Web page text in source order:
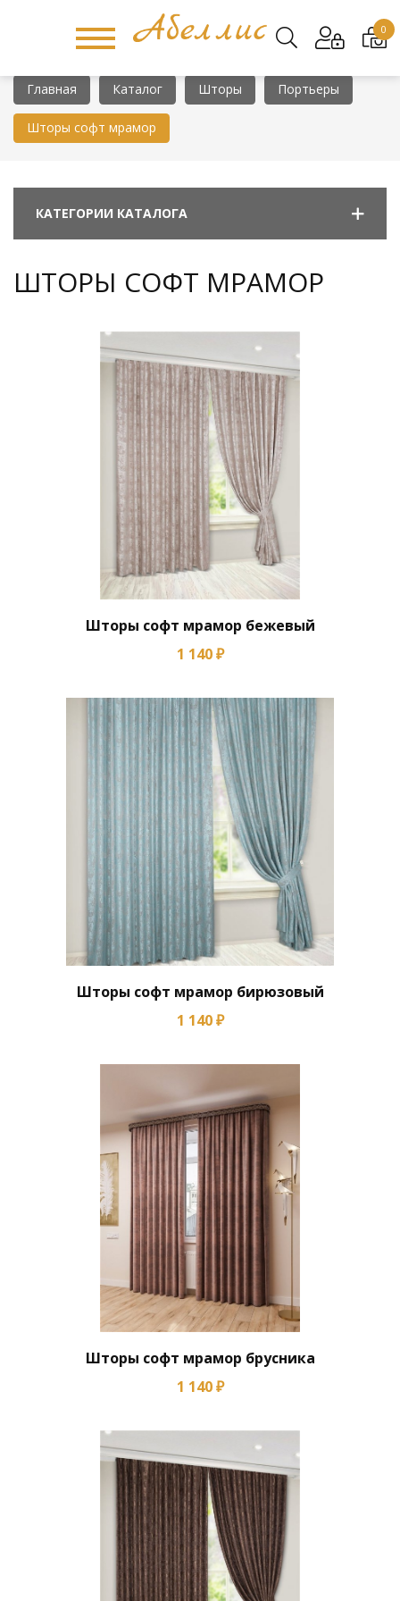
Главная Каталог Шторы Портьеры
Шторы софт мрамор
КАТЕГОРИИ КАТАЛОГА
ШТОРЫ СОФТ МРАМОР
Шторы софт мрамор бежевый
1 140 ₽
Шторы софт мрамор бирюзовый
1 140 ₽
Шторы софт мрамор брусника
1 140 ₽
0